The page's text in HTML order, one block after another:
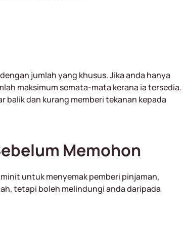
jumlah yang khusus. Jika anda hanya
maksimum semata-mata kerana ia tersedia.
balik dan kurang memberi tekanan kepada
Memohon
untuk menyemak pemberi pinjaman,
tetapi boleh melindungi anda daripada